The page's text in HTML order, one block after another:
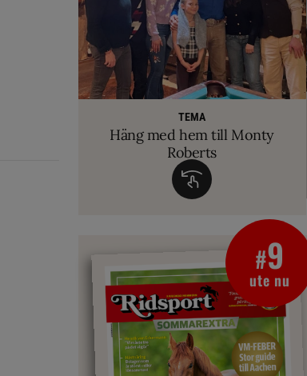
TEMA
Häng med hem till Monty
Roberts
VM-febern stiger – här är allt
inför Aachen
TEMA
Allt du behöver veta om fång
VETERINÄRT
Så märker du om din häst blivit
biten av huggorm
RIDSPORT PLAY
Ridsport Play: Grand Prix-tränaren
avslöjar sina knep – så blir hästen trygg överallt
#9
ute nu